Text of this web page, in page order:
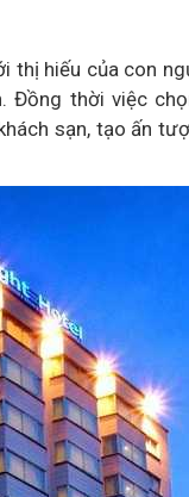
thị hiếu của con
Đồng thời việc
sạn, tạo ấn